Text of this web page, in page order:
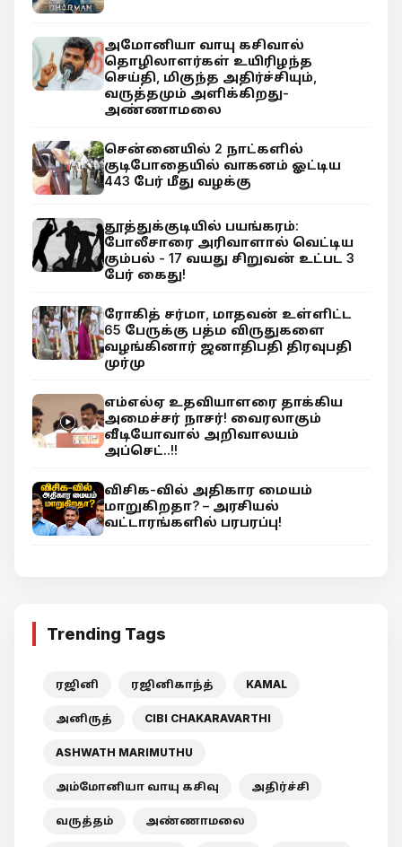
அமோனியா வாயு கசிவால்
தொழிலாளர்கள் உயிரிழந்த
செய்தி, மிகுந்த அதிர்ச்சியும்,
வருத்தமும் அளிக்கிறது-
அண்ணாமலை
சென்னையில் 2 நாட்களில்
குடிபோதையில் வாகனம் ஓட்டிய
443 பேர் மீது வழக்கு
தூத்துக்குடியில் பயங்கரம்:
போலீசாரை அரிவாளால் வெட்டிய
கும்பல் - 17 வயது சிறுவன் உட்பட 3
பேர் கைது!
ரோகித் சர்மா, மாதவன் உள்ளிட்ட
65 பேருக்கு பத்ம விருதுகளை
வழங்கினார் ஜனாதிபதி திரவுபதி
முர்மு
எம்எல்ஏ உதவியாளரை தாக்கிய
அமைச்சர் நாசர்! வைரலாகும்
வீடியோவால் அறிவாலயம்
அப்செட்..!!
விசிக-வில் அதிகார மையம்
மாறுகிறதா? – அரசியல்
வட்டாரங்களில் பரபரப்பு!
Trending Tags
ரஜினி ரஜினிகாந்த் KAMAL
அனிருத் CIBI CHAKARAVARTHI
ASHWATH MARIMUTHU
அம்மோனியா வாயு கசிவு அதிர்ச்சி
வருத்தம் அண்ணாமலை